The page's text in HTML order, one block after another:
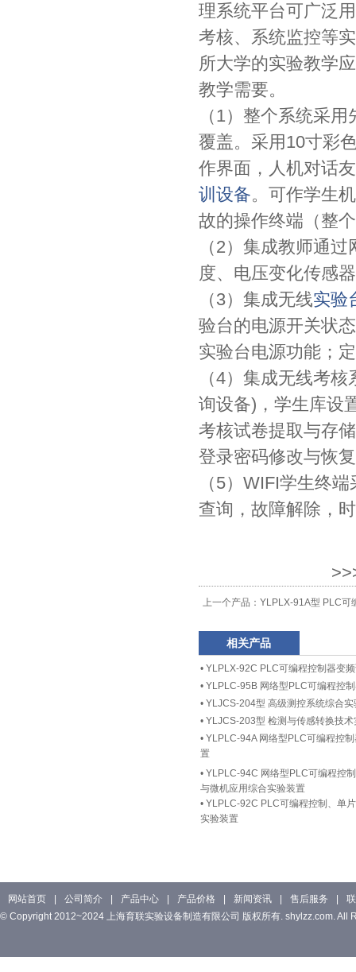
理系统平台可广泛
考核、系统监控等
所大学的实验教学
教学需要。
（1）整个系统采
覆盖。采用10寸彩
作界面，人机对话
训设备。可作学生
故的操作终端（整
（2）集成教师通
度、电压变化传感
（3）集成无线实验
验台的电源开关状
实验台电源功能；
（4）集成无线考
询设备)，学生库设
考核试卷提取与存
登录密码修改与恢
（5）WIFI学生终
查询，故障解除，
上一个产品： YLPLX-91A型 PLC可
相关产品
• YLPLX-92C PLC可编程控制器变
• YLPLC-95B 网络型PLC可编程控
• YLJCS-204型 高级测控系统综合实
• YLJCS-203型 检测与传感转换技术
• YLPLC-94A 网络型PLC可编程控
置
• YLPLC-94C 网络型PLC可编程控
与微机应用综合实验装置
• YLPLC-92C PLC可编程控制、单
实验装置
网站首页 公司简介 产品中心 产品价格 新闻资讯 售后服务
© Copyright 2012~2024 上海育联实验设备制造有限公司 版权所有. shylzz.com. All